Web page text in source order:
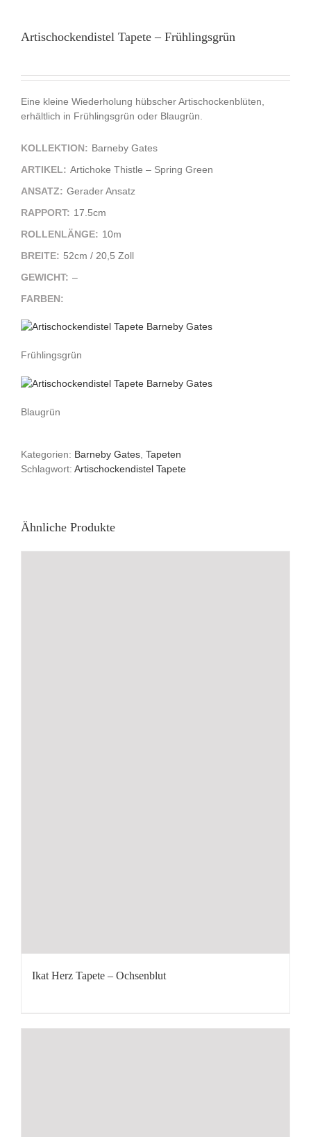
Artischockendistel Tapete – Frühlingsgrün
Eine kleine Wiederholung hübscher Artischockenblüten,
erhältlich in Frühlingsgrün oder Blaugrün.
KOLLEKTION: Barneby Gates
ARTIKEL: Artichoke Thistle – Spring Green
ANSATZ: Gerader Ansatz
RAPPORT: 17.5cm
ROLLENLÄNGE: 10m
BREITE: 52cm / 20,5 Zoll
GEWICHT: –
FARBEN:
Frühlingsgrün
Blaugrün
Kategorien: Barneby Gates Tapeten
Schlagwort: Artischockendistel Tapete
Ähnliche Produkte
Ikat Herz Tapete – Ochsenblut